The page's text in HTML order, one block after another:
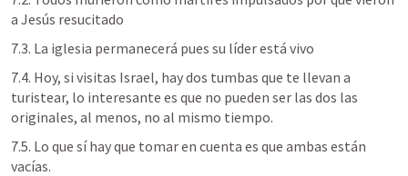
a Jesús resucitado
7.3. La iglesia permanecerá pues su líder está vivo
7.4. Hoy, si visitas Israel, hay dos tumbas que te llevan a
turistear, lo interesante es que no pueden ser las dos las
originales, al menos, no al mismo tiempo.
7.5. Lo que sí hay que tomar en cuenta es que ambas están
vacías.